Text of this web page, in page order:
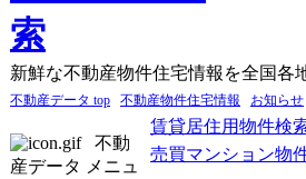
新鮮な不動産物件住宅情報を全国各
不動産データ top 不動産物件住宅情報 お知らせ
不動
産データ メニュ
賃貸居住用物件検
売買マンション物